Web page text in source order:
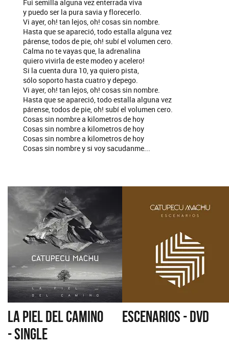
Fui semilla alguna vez enterrada viva
y puedo ser la pura savia y florecerlo.
Vi ayer, oh! tan lejos, oh! cosas sin nombre.
Hasta que se apareció, todo estalla alguna vez
párense, todos de pie, oh! subí el volumen cero.
Calma no te vayas que, la adrenalina
quiero vivirla de este modeo y acelero!
Si la cuenta dura 10, ya quiero pista,
sólo soporto hasta cuatro y depego.
Vi ayer, oh! tan lejos, oh! cosas sin nombre.
Hasta que se apareció, todo estalla alguna vez
párense, todos de pie, oh! subí el volumen cero.
Cosas sin nombre a kilometros de hoy
Cosas sin nombre a kilometros de hoy
Cosas sin nombre a kilometros de hoy
Cosas sin nombre y si voy sacudanme...
LA PIEL DEL CAMINO
- SINGLE
ESCENARIOS - DVD